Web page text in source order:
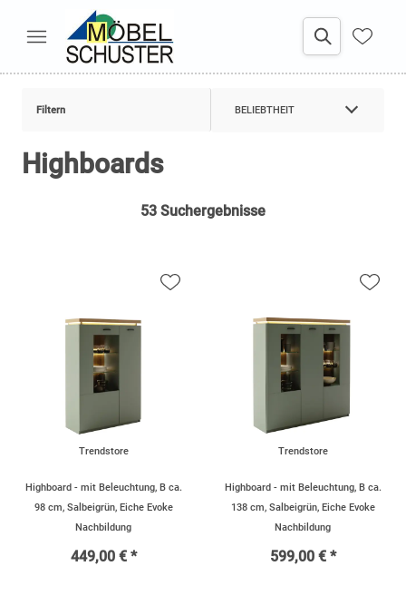
Filtern BELIEBTHEIT
Highboards
53 Suchergebnisse
Trendstore
Highboard - mit Beleuchtung, B ca.
98 cm, Salbeigrün, Eiche Evoke
Nachbildung
449,00 € *
Trendstore
Highboard - mit Beleuchtung, B ca.
138 cm, Salbeigrün, Eiche Evoke
Nachbildung
599,00 € *